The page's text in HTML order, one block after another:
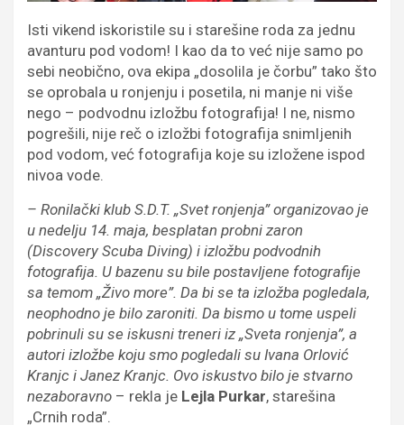
Isti vikend iskoristile su i starešine roda za jednu
avanturu pod vodom! I kao da to već nije samo po
sebi neobično, ova ekipa „dosolila je čorbu” tako što
se oprobala u ronjenju i posetila, ni manje ni više
nego – podvodnu izložbu fotografija! I ne, nismo
pogrešili, nije reč o izložbi fotografija snimljenih
pod vodom, već fotografija koje su izložene ispod
nivoa vode.
– Ronilački klub S.D.T. „Svet ronjenja” organizovao je
u nedelju 14. maja, besplatan probni zaron
(Discovery Scuba Diving) i izložbu podvodnih
fotografija. U bazenu su bile postavljene fotografije
sa temom „Živo more”. Da bi se ta izložba pogledala,
neophodno je bilo zaroniti. Da bismo u tome uspeli
pobrinuli su se iskusni treneri iz „Sveta ronjenja”, a
autori izložbe koju smo pogledali su Ivana Orlović
Kranjc i Janez Kranjc. Ovo iskustvo bilo je stvarno
nezaboravno – rekla je Lejla Purkar, starešina
„Crnih roda”.